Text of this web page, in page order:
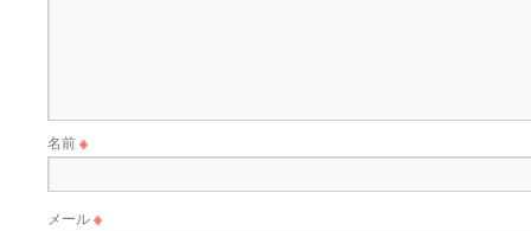
名前※
メール※